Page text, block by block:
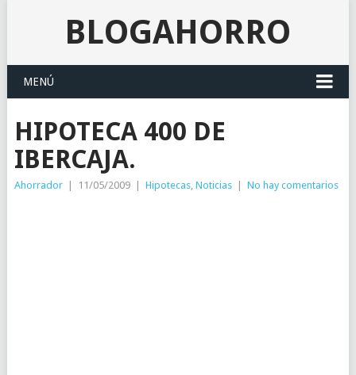
BLOGAHORRO
MENÚ
HIPOTECA 400 DE
IBERCAJA.
Ahorrador 11/05/2009 Hipotecas, Noticias No hay comentarios